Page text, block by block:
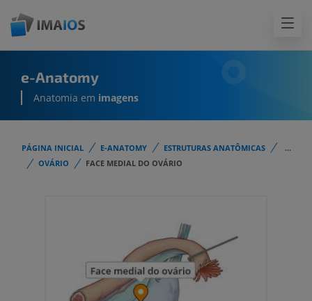
e-Anatomy
Anatomia em imagens
PÁGINA INICIAL E-ANATOMY ESTRUTURAS ANATÔMICAS
...
OVÁRIO
FACE MEDIAL DO OVÁRIO